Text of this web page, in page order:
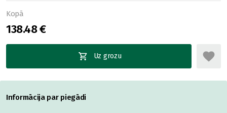
Kopā
138.48 €
Uz grozu
Informācija par piegādi